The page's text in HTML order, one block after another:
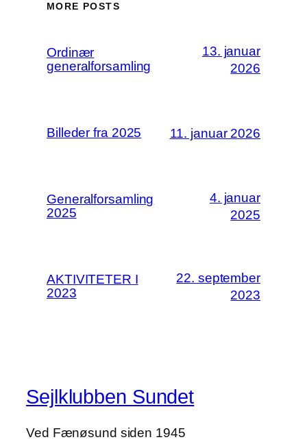
MORE POSTS
Ordinær
generalforsamling
13. januar
2026
Billeder fra 2025 11. januar 2026
Generalforsamling
2025
4. januar
2025
AKTIVITETER I
2023
22. september
2023
Sejlklubben Sundet
Ved Fænøsund siden 1945